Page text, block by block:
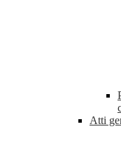
Atti